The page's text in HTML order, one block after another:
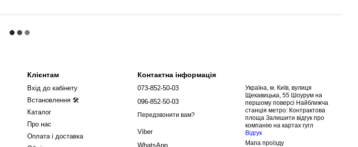
Клієнтам
Вхід до кабінету
Встановлення 🛠
Каталог
Про нас
Оплата і доставка
Контактна інформація
073-852-50-03
096-852-50-03
Передзвонити вам?
Viber
WhatsApp
Україна, м. Київ, вулиця
Щекавицька, 55 Шоурум на
першому поверсі Найближча
станція метро: Контрактова
площа Залишити відгук про
компанію на картах гугл
Відгук
Мапа проїзду